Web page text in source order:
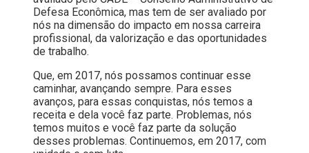
Defesa Econômica, mas tem de ser avaliado por
nós na dimensão do impacto em nossa carreira
profissional, da valorização e das oportunidades
de trabalho.
Que, em 2017, nós possamos continuar esse
caminhar, avançando sempre. Para esses
avanços, para essas conquistas, nós temos a
receita e dela você faz parte. Problemas, nós
temos muitos e você faz parte da solução
desses problemas. Continuemos, em 2017, com